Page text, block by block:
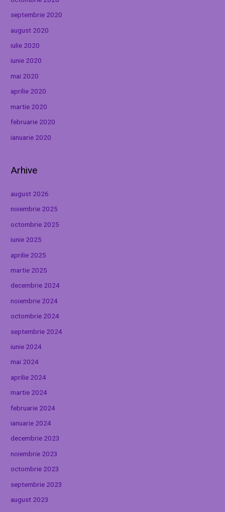
septembrie 2020
august 2020
iulie 2020
iunie 2020
mai 2020
aprilie 2020
martie 2020
februarie 2020
ianuarie 2020
Arhive
august 2026
noiembrie 2025
octombrie 2025
iunie 2025
aprilie 2025
martie 2025
decembrie 2024
noiembrie 2024
octombrie 2024
septembrie 2024
iunie 2024
mai 2024
aprilie 2024
martie 2024
februarie 2024
ianuarie 2024
decembrie 2023
noiembrie 2023
octombrie 2023
septembrie 2023
august 2023